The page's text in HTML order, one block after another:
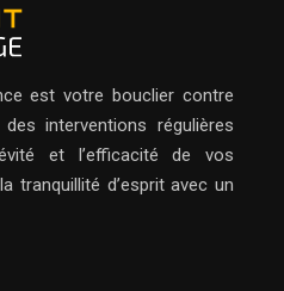
est votre bouclier contre
interventions régulières
et l’efficacité de vos
tranquillité d’esprit avec un